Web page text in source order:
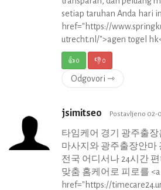
setiap taruhan Anda hari
href="https://
utrecht.nl/">agen togel
👍0 👎0
Odgovori ⇾
jsimitseo Postavljeno 02-
타임케어 경기 광주출
마사지와 광주출장안마
전국 어디서나 24시간
맞춤 홈케어로 피로를 <a
href="https://